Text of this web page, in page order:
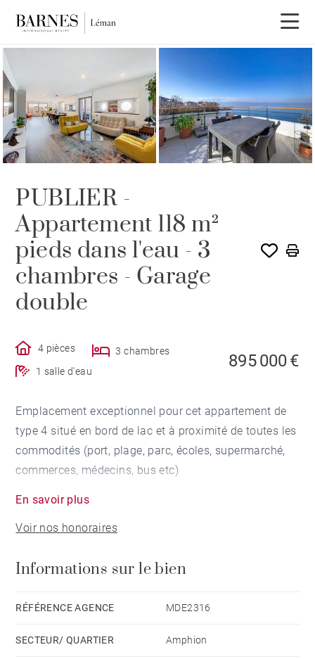
PUBLIER -
Appartement 118 m²
pieds dans l'eau - 3
chambres - Garage
double
4 pièces
3 chambres
1 salle d'eau
895 000 €
Emplacement exceptionnel pour cet appartement de
type 4 situé en bord de lac et à proximité de toutes les
commodités (port, plage, parc, écoles, supermarché,
commerces, médecins, bus etc)
L'appartement comprend un élégant séjour de 55 m²
avec vue lac panoramique, une cuisine qualitative
parentale avec dressing et salle d'eau, une terrasse et
tout. Il est possible d'acquérir une place de
En savoir plus
Voir nos honoraires
Informations sur le bien
RÉFÉRENCE AGENCE MDE2316
SECTEUR/ QUARTIER Amphion